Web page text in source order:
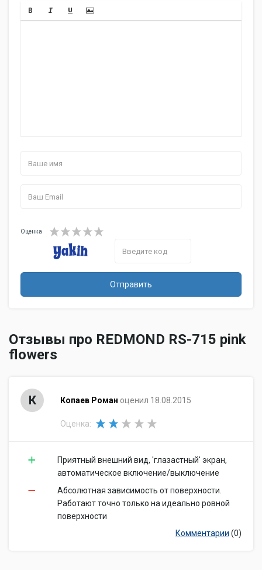
Оценка
Отправить
Отзывы про REDMOND RS-715 pink
flowers
К Копаев Роман оценил 18.08.2015
Оценка:
Приятный внешний вид, 'глазастный' экран,
автоматическое включение/выключение
Абсолютная зависимость от поверхности.
Работают точно только на идеально ровной
поверхности
Комментарии (0)